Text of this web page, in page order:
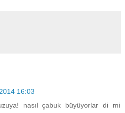
16:03
nasıl çabuk büyüyorlar di mi